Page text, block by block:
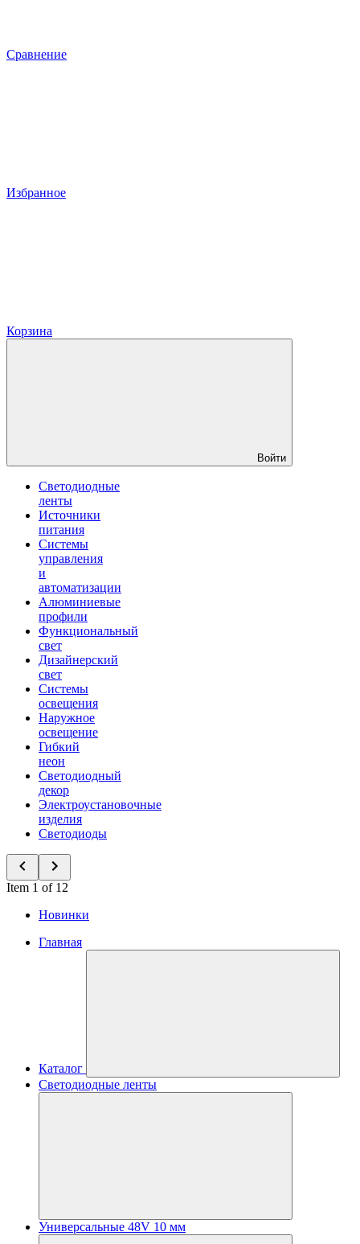
Сравнение
Избранное
Корзина
Войти
Светодиодные
ленты
Источники
питания
Системы
управления
и
автоматизации
Алюминиевые
профили
Функциональный
свет
Дизайнерский
свет
Системы
освещения
Наружное
освещение
Гибкий
неон
Светодиодный
декор
Электроустановочные
изделия
Светодиоды
Item 1 of 12
Новинки
Главная
Каталог
Светодиодные ленты
Универсальные 48V 10 мм